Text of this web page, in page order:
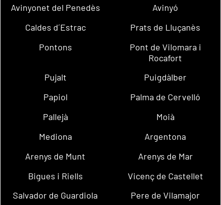
Avinyonet del Penedès
Avinyó
Caldes d´Estrac
Prats de Lluçanès
Pontons
Pont de Vilomara i
Rocafort
Pujalt
Puigdàlber
Papiol
Palma de Cervelló
Pallejà
Moià
Mediona
Argentona
Arenys de Munt
Arenys de Mar
Bigues i Riells
Vicenç de Castellet
Salvador de Guardiola
Pere de Vilamajor